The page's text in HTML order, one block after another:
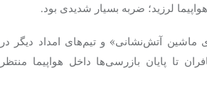
لرزید؛ ضربه بسیار شدیدی بود.
ماشین آتش‌نشانی» و تیم‌های امداد دیگر در
تا پایان بازرسی‌ها داخل هواپیما منتظر